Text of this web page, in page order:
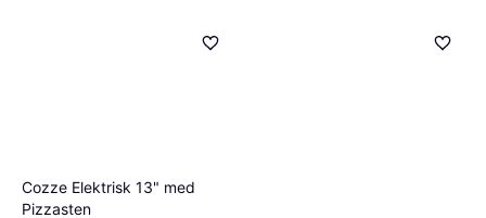
Cozze Elektrisk 13" med
Pizzasten